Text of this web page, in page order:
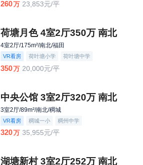
260万 23,853元/平
荷塘月色 4室2厅350万 南北
4室2厅/175m²/南北/福田
VR看房 荷叶塘小学 荷叶塘中学
350万 20,000元/平
中央公馆 3室2厅320万 南北
3室2厅/89m²/南北/稠城
VR看房 稠城一小 稠州中学
320万 35,955元/平
湖塘新村 3室2厅252万 南北